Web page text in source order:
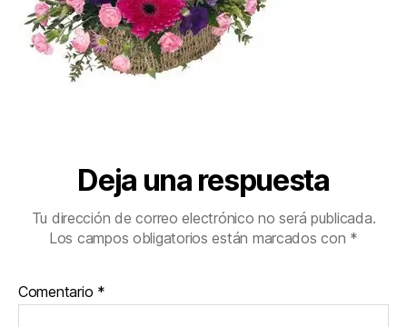
Deja una respuesta
Tu dirección de correo electrónico no será publicada.
Los campos obligatorios están marcados con *
Comentario *